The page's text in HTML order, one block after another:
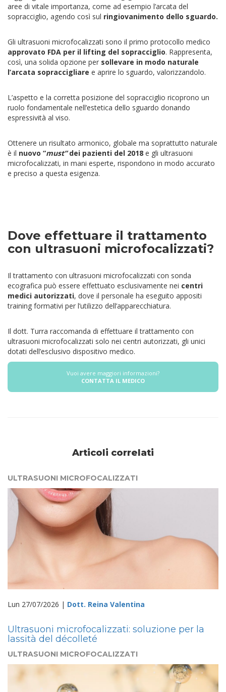
aree di vitale importanza, come ad esempio l’arcata del
sopracciglio, agendo così sul ringiovanimento dello sguardo.
Gli ultrasuoni microfocalizzati sono il primo protocollo medico
approvato FDA per il lifting del sopracciglio. Rappresenta,
così, una solida opzione per sollevare in modo naturale
l’arcata sopraccigliare e aprire lo sguardo, valorizzandolo.
L’aspetto e la corretta posizione del sopracciglio ricoprono un
ruolo fondamentale nell’estetica dello sguardo donando
espressività al viso.
Ottenere un risultato armonico, globale ma soprattutto naturale
è il nuovo “must”dei pazienti del 2018 e gli ultrasuoni
microfocalizzati, in mani esperte, rispondono in modo accurato
e preciso a questa esigenza.
Dove effettuare il trattamento
con ultrasuoni microfocalizzati?
Il trattamento con ultrasuoni microfocalizzati con sonda
ecografica può essere effettuato esclusivamente nei centri
medici autorizzati, dove il personale ha eseguito appositi
training formativi per l’utilizzo dell’apparecchiatura.
Il dott. Turra raccomanda di effettuare il trattamento con
ultrasuoni microfocalizzati solo nei centri autorizzati, gli unici
dotati dell’esclusivo dispositivo medico.
Vuoi avere maggiori informazioni?
CONTATTA IL MEDICO
Articoli correlati
ULTRASUONI MICROFOCALIZZATI
Lun 27/07/2026 | Dott. Reina Valentina
Ultrasuoni microfocalizzati: soluzione per la
lassità del décolleté
ULTRASUONI MICROFOCALIZZATI